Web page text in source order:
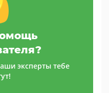
эксперты тебе